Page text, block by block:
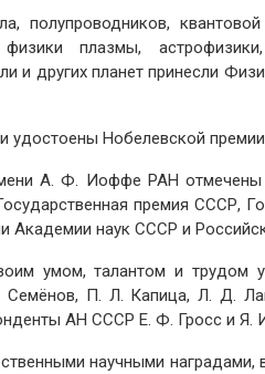
квантовой
физики плазмы,
и других планет принесли
Нобелевской
А. Ф. Иоффе РАН
премия СССР,
наук СССР и
умом, талантом и трудом
Семёнов, П. Л. Капица, Л. Д.
АН СССР Е. Ф. Гросс и Я.
научными наградами,